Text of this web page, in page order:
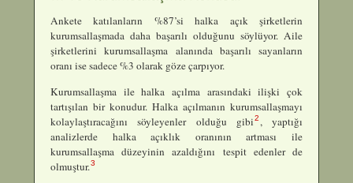
Ankete katılanların %87’si halka açık şirketlerin
kurumsallaşmada daha başarılı olduğunu söylüyor. Aile
şirketlerini kurumsallaşma alanında başarılı sayanların
oranı ise sadece %3 olarak göze çarpıyor.
Kurumsallaşma ile halka açılma arasındaki ilişki çok
tartışılan bir konudur. Halka açılmanın kurumsallaşmayı
kolaylaştıracağını söyleyenler olduğu gibi2, yaptığı
analizlerde halka açıklık oranının artması ile
kurumsallaşma düzeyinin azaldığını tespit edenler de
olmuştur.3